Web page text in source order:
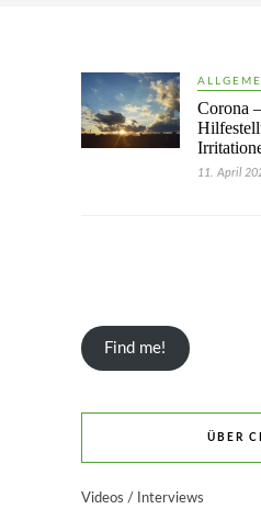
Corona
11. April
Find me!
ÜBER
Videos / Interviews